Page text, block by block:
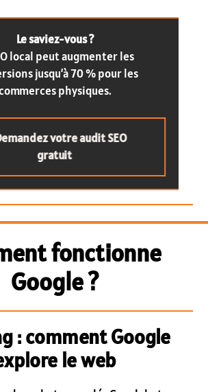
Le saviez-vous ?
local peut augmenter les
jusqu’à 70 % pour les
physiques.
votre audit SEO
gratuit
fonctionne
Google ?
: comment Google
le web